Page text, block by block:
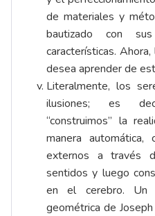
de materiales y
bautizado con
características.
desea aprender de
Literalmente, los
ilusiones; es
“construimos” la
manera automática,
externos a través
sentidos y luego
en el cerebro. Un
geométrica de